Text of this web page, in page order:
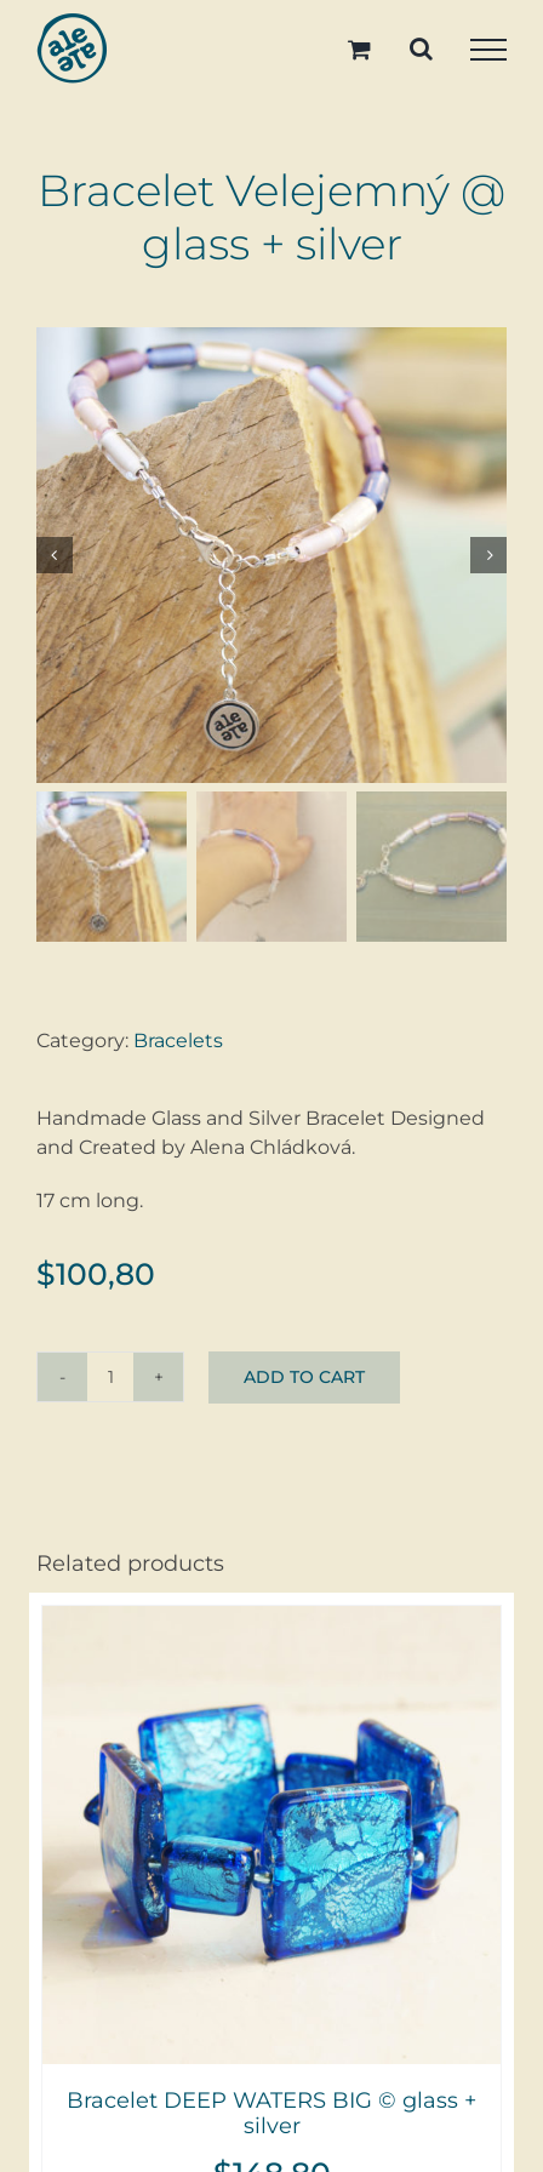
content
Bracelet Velejemný @
glass + silver
 
$100,80
Handmade Glass and Silver Bracelet Designed
and Created by Alena Chládková.
17 cm long.
Bracelet
quantity
ADD TO CART
Category: Bracelets
Related products
Bracelet DEEP WATERS BIG © glass +
silver